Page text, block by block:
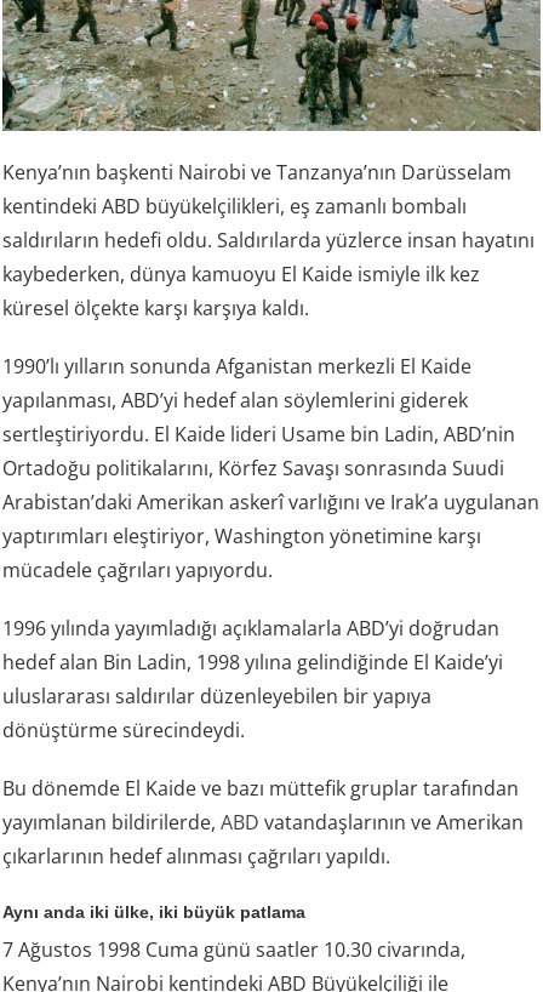
Kenya’nın başkenti Nairobi ve Tanzanya’nın Darüsselam
kentindeki ABD büyükelçilikleri, eş zamanlı bombalı
saldırıların hedefi oldu. Saldırılarda yüzlerce insan hayatını
kaybederken, dünya kamuoyu El Kaide ismiyle ilk kez
küresel ölçekte karşı karşıya kaldı.
1990’lı yılların sonunda Afganistan merkezli El Kaide
yapılanması, ABD’yi hedef alan söylemlerini giderek
sertleştiriyordu. El Kaide lideri Usame bin Ladin, ABD’nin
Ortadoğu politikalarını, Körfez Savaşı sonrasında Suudi
Arabistan’daki Amerikan askerî varlığını ve Irak’a uygulanan
yaptırımları eleştiriyor, Washington yönetimine karşı
mücadele çağrıları yapıyordu.
1996 yılında yayımladığı açıklamalarla ABD’yi doğrudan
hedef alan Bin Ladin, 1998 yılına gelindiğinde El Kaide’yi
uluslararası saldırılar düzenleyebilen bir yapıya
dönüştürme sürecindeydi.
Bu dönemde El Kaide ve bazı müttefik gruplar tarafından
yayımlanan bildirilerde,ABD vatandaşlarının ve Amerikan
çıkarlarının hedef alınması çağrıları yapıldı.
Aynı anda iki ülke, iki büyük patlama
7 Ağustos 1998 Cuma günü saatler 10.30 civarında,
Kenya’nın Nairobi kentindeki ABD Büyükelçiliği ile